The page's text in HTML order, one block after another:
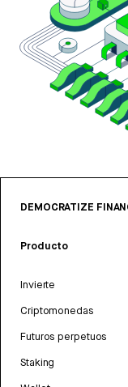
DEMOCRATIZE
Producto
Invierte
Criptomonedas
Futuros perpetuos
Staking